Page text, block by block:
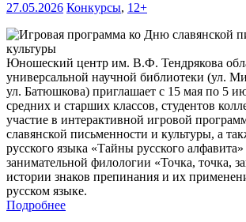
27.05.2026 Конкурсы, 12+
Юношеский центр им. В.Ф. Тендрякова
универсальной научной библиотеки (ул.
ул. Батюшкова) приглашает с 15 мая по 5
средних и старших классов, студентов
участие в интерактивной игровой
славянской письменности и культуры, а
русского языка «Тайны русского
занимательной филологии «Точка, точка,
истории знаков препинания и их
русском языке.
Подробнее